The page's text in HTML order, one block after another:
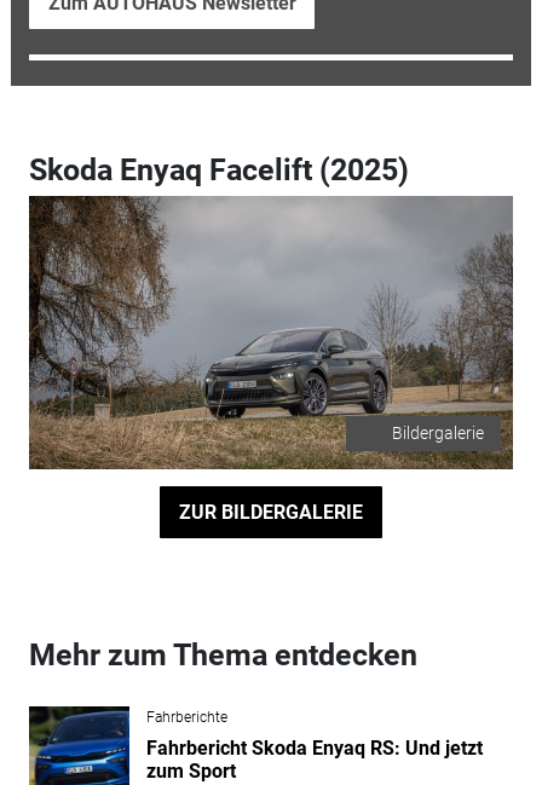
Skoda Enyaq Facelift (2025)
Bildergalerie
ZUR BILDERGALERIE
Mehr zum Thema entdecken
Fahrberichte
Fahrbericht Skoda Enyaq RS: Und jetzt
zum Sport